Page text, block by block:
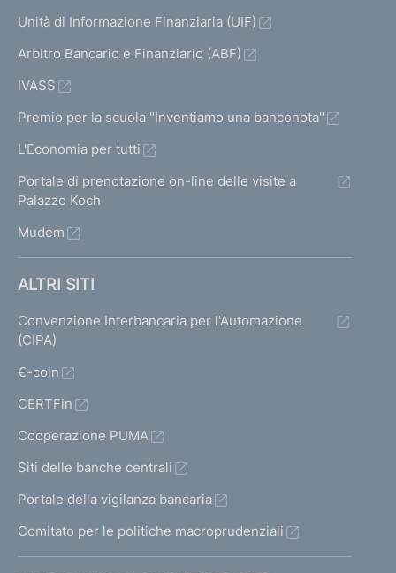
Unità di Informazione Finanziaria (UIF)
Arbitro Bancario e Finanziario (ABF)
IVASS
Premio per la scuola "Inventiamo una banconota"
L'Economia per tutti
Portale di prenotazione on-line delle visite a
Palazzo Koch
Mudem
ALTRI SITI
Convenzione Interbancaria per l'Automazione
(CIPA)
€-coin
CERTFin
Cooperazione PUMA
Siti delle banche centrali
Portale della vigilanza bancaria
Comitato per le politiche macroprudenziali